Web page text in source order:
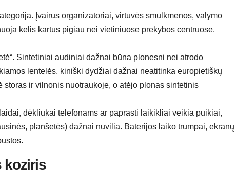
Įvairūs organizatoriai, virtuvės smulkmenos, valymo
kelis kartus pigiau nei vietiniuose prekybos centruose.
Sintetiniai audiniai dažnai būna plonesni nei atrodo
lentelės, kiniški dydžiai dažnai neatitinka europietiškų
storas ir vilnonis nuotraukoje, o atėjo plonas sintetinis
dėkliukai telefonams ar paprasti laikikliai veikia puikiai,
planšetės) dažnai nuvilia. Baterijos laiko trumpai, ekranų
koziris